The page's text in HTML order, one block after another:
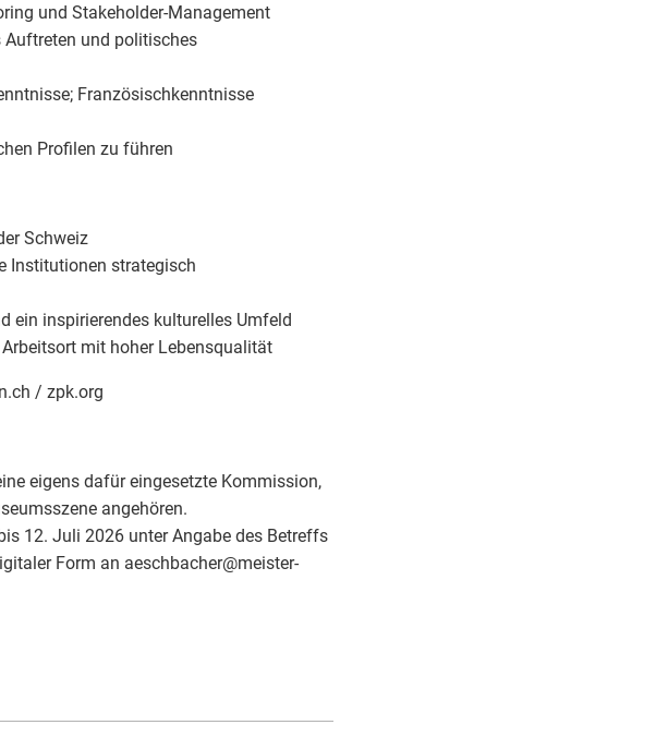
und Stakeholder-Management
Auftreten und politisches
Französischkenntnisse
Profilen zu führen
Schweiz
Institutionen strategisch
ein inspirierendes kulturelles Umfeld
mit hoher Lebensqualität
/ zpk.org
eigens dafür eingesetzte Kommission,
angehören.
12. Juli 2026 unter Angabe des Betreffs
Form an aeschbacher@meister-